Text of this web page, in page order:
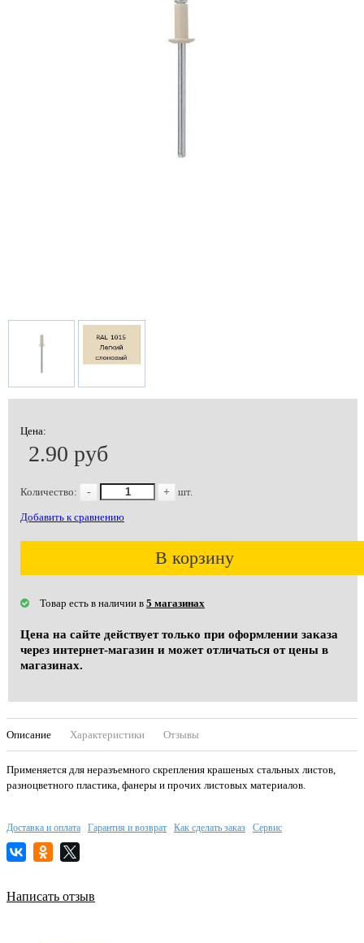
Цена:
2.90 руб
Количество: - + шт.
Добавить к сравнению
В корзину
Товар есть в наличии в 5 магазинах
Цена на сайте действует только при оформлении заказа
через интернет-магазин и может отличаться от цены в
магазинах.
Описание Характеристики Отзывы
Применяется для неразъемного скрепления крашеных стальных листов,
разноцветного пластика, фанеры и прочих листовых материалов.
Доставка и оплата Гарантия и возврат Как сделать заказ Сервис
Написать отзыв